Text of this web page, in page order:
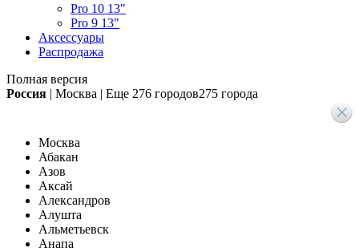
Pro 10 13"
Pro 9 13"
Аксессуары
Распродажа
Полная версия
Россия | Москва | Еще 276 городов275 города
Москва
Абакан
Азов
Аксай
Александров
Алушта
Альметьевск
Анапа